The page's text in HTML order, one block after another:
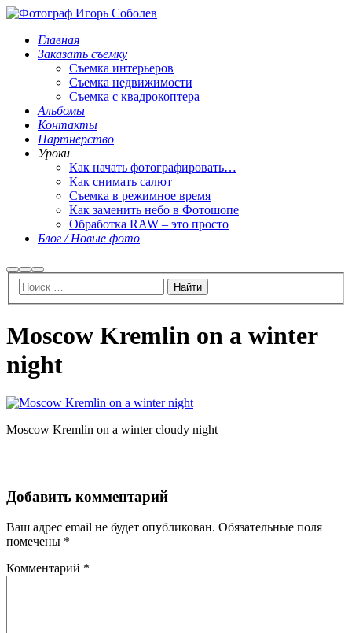
Главная
Заказать съемку
Съемка интерьеров
Съемка недвижимости
Съемка с квадрокоптера
Альбомы
Контакты
Партнерство
Уроки
Как начать фотографировать…
Как снимать салют
Съемка в режимное время
Как заменить небо в Фотошопе
Обработка RAW – это просто
Блог / Новые фото
НайтиБольше
информации
Главное
меню
Moscow Kremlin on a winter
night
Moscow Kremlin on a winter cloudy night
Добавить комментарий
Ваш адрес email не будет опубликован. Обязательные поля
помечены *
Комментарий *